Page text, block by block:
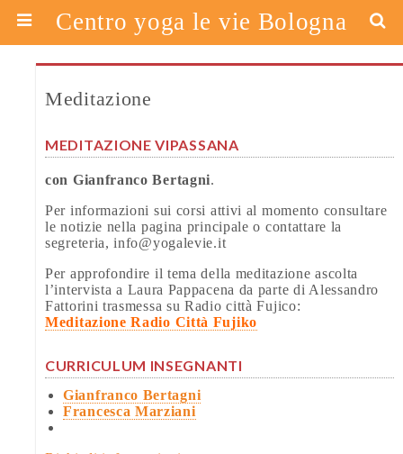
Centro yoga le vie Bologna
Meditazione
MEDITAZIONE VIPASSANA
con Gianfranco Bertagni.
Per informazioni sui corsi attivi al momento consultare
le notizie nella pagina principale o contattare la
segreteria, info@yogalevie.it
Per approfondire il tema della meditazione ascolta
l’intervista a Laura Pappacena da parte di Alessandro
Fattorini trasmessa su Radio città Fujico:
Meditazione Radio Città Fujiko
CURRICULUM INSEGNANTI
Gianfranco Bertagni
Francesca Marziani